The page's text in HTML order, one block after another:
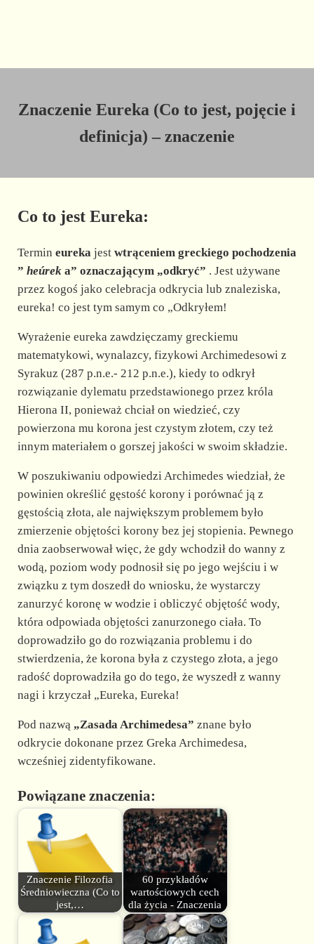
Znaczenie Eureka (Co to jest, pojęcie i
definicja) – znaczenie
Co to jest Eureka:
Termin eurekajest wtrąceniem greckiego pochodzenia
” heúreka” oznaczającym „odkryć” . Jest używane
przez kogoś jako celebracja odkrycia lub znaleziska,
eureka! co jest tym samym co „Odkryłem!
Wyrażenie eureka zawdzięczamy greckiemu
matematykowi, wynalazcy, fizykowi Archimedesowi z
Syrakuz (287 p.n.e.- 212 p.n.e.), kiedy to odkrył
rozwiązanie dylematu przedstawionego przez króla
Hierona II, ponieważ chciał on wiedzieć, czy
powierzona mu korona jest czystym złotem, czy też
innym materiałem o gorszej jakości w swoim składzie.
W poszukiwaniu odpowiedzi Archimedes wiedział, że
powinien określić gęstość korony i porównać ją z
gęstością złota, ale największym problemem było
zmierzenie objętości korony bez jej stopienia. Pewnego
dnia zaobserwował więc, że gdy wchodził do wanny z
wodą, poziom wody podnosił się po jego wejściu i w
związku z tym doszedł do wniosku, że wystarczy
zanurzyć koronę w wodzie i obliczyć objętość wody,
która odpowiada objętości zanurzonego ciała. To
doprowadziło go do rozwiązania problemu i do
stwierdzenia, że korona była z czystego złota, a jego
radość doprowadziła go do tego, że wyszedł z wanny
nagi i krzyczał „Eureka, Eureka!
Pod nazwą „Zasada Archimedesa” znane było
odkrycie dokonane przez Greka Archimedesa,
wcześniej zidentyfikowane.
Powiązane znaczenia:
Znaczenie Filozofia
Średniowieczna (Co to
jest,…
60 przykładów
wartościowych cech
dla życia - Znaczenia